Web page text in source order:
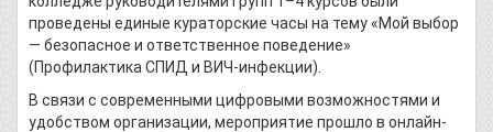
проведены единые кураторские часы на тему «Мой выбор
— безопасное и ответственное поведение»
(Профилактика СПИД и ВИЧ-инфекции).
В связи с современными цифровыми возможностями и
удобством организации, мероприятие прошло в онлайн-